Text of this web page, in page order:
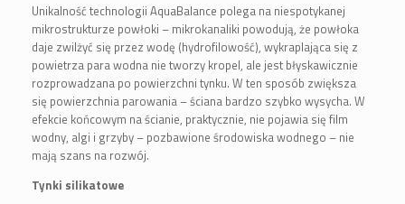
Unikalność technologii AquaBalance polega na niespotykanej
mikrostrukturze powłoki – mikrokanaliki powodują, że powłoka
daje zwilżyć się przez wodę (hydrofilowość), wykraplająca się z
powietrza para wodna nie tworzy kropel, ale jest błyskawicznie
rozprowadzana po powierzchni tynku. W ten sposób zwiększa
się powierzchnia parowania – ściana bardzo szybko wysycha. W
efekcie końcowym na ścianie, praktycznie, nie pojawia się film
wodny, algi i grzyby – pozbawione środowiska wodnego – nie
mają szans na rozwój.
Tynki silikatowe